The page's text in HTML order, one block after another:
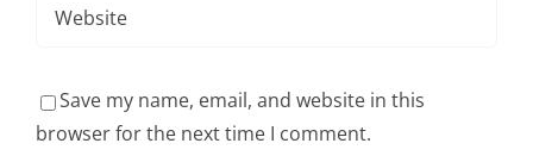
Save my name, email, and website in this
browser for the next time I comment.